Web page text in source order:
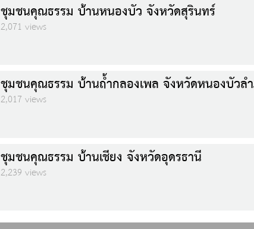
ชุมชนคุณธรรม บ้านหนองบัว จังหวัดสุรินทร์
2,071 views
ชุมชนคุณธรรม บ้านถ้ำกลองเพล จังหวัดหนองบัวล
2,017 views
ชุมชนคุณธรรม บ้านเชียง จังหวัดอุดรธานี
2,239 views